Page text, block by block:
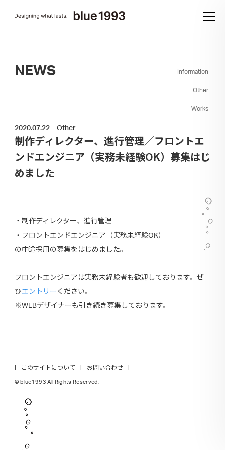
NEWS Information
Other
Works
2020.07.22 Other
制作ディレクター、進行管理／フロントエ
ンドエンジニア（実務未経験OK）募集はじ
めました
・制作ディレクター、進行管理
・フロントエンドエンジニア（実務未経験OK）
の中途採用の募集をはじめました。
フロントエンジニアは実務未経験者も歓迎しております。ぜ
ひエントリー ください。
※WEBデザイナーも引き続き募集しております。
このサイトについて お問い合わせ
© blue1993 All Rights Reserved.